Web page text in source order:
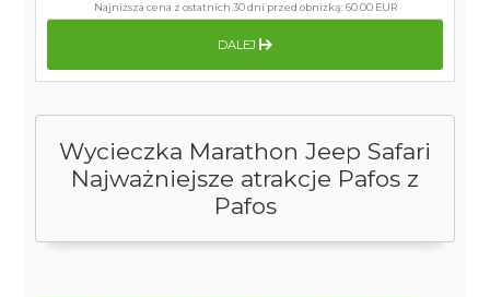
Wycieczka Marathon Jeep Safari
Najważniejsze atrakcje Pafos z
Pafos
Najniższa cena z ostatnich 30 dni przed obniżką:60.00 EUR
DALEJ